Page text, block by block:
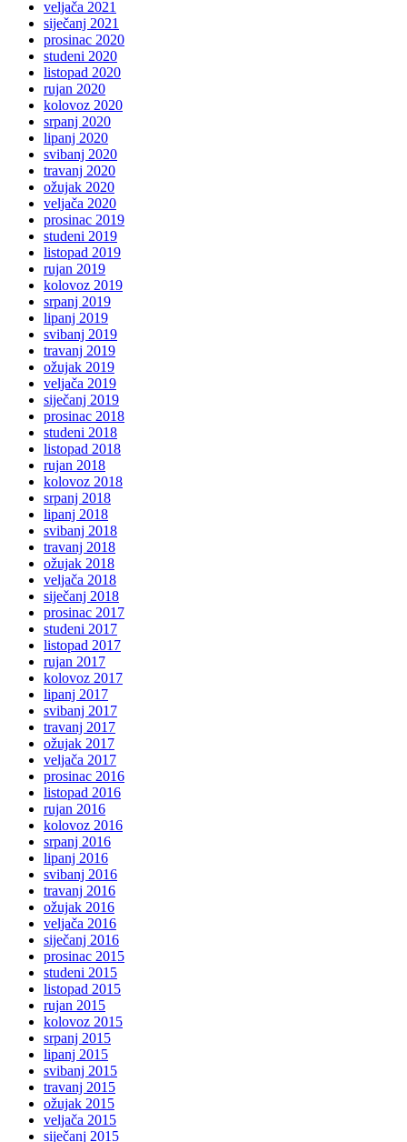
veljača 2021
siječanj 2021
prosinac 2020
studeni 2020
listopad 2020
rujan 2020
kolovoz 2020
srpanj 2020
lipanj 2020
svibanj 2020
travanj 2020
ožujak 2020
veljača 2020
prosinac 2019
studeni 2019
listopad 2019
rujan 2019
kolovoz 2019
srpanj 2019
lipanj 2019
svibanj 2019
travanj 2019
ožujak 2019
veljača 2019
siječanj 2019
prosinac 2018
studeni 2018
listopad 2018
rujan 2018
kolovoz 2018
srpanj 2018
lipanj 2018
svibanj 2018
travanj 2018
ožujak 2018
veljača 2018
siječanj 2018
prosinac 2017
studeni 2017
listopad 2017
rujan 2017
kolovoz 2017
lipanj 2017
svibanj 2017
travanj 2017
ožujak 2017
veljača 2017
prosinac 2016
listopad 2016
rujan 2016
kolovoz 2016
srpanj 2016
lipanj 2016
svibanj 2016
travanj 2016
ožujak 2016
veljača 2016
siječanj 2016
prosinac 2015
studeni 2015
listopad 2015
rujan 2015
kolovoz 2015
srpanj 2015
lipanj 2015
svibanj 2015
travanj 2015
ožujak 2015
veljača 2015
siječanj 2015